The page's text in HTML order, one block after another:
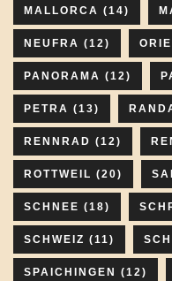
MALLORCA (14)
NEUFRA (12)
PANORAMA (12)
PETRA (13)
RENNRAD (12)
ROTTWEIL (20)
SCHNEE (18)
SCHWEIZ (11)
SPAICHINGEN (12)